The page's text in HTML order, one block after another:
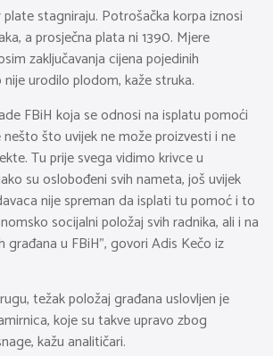
plate stagniraju. Potrošačka korpa iznosi
a prosječna plata ni 1390. Mjere
zaključavanja cijena pojedinih
urodilo plodom, kaže struka.
FBiH koja se odnosi na isplatu pomoći
što uvijek ne može proizvesti i ne
Tu prije svega vidimo krivce u
su oslobođeni svih nameta, još uvijek
nije spreman da isplati tu pomoć i to
socijalni položaj svih radnika, ali i na
u FBiH”, govori Adis Kečo iz
težak položaj građana uslovljen je
koje su takve upravo zbog
kažu analitičari.